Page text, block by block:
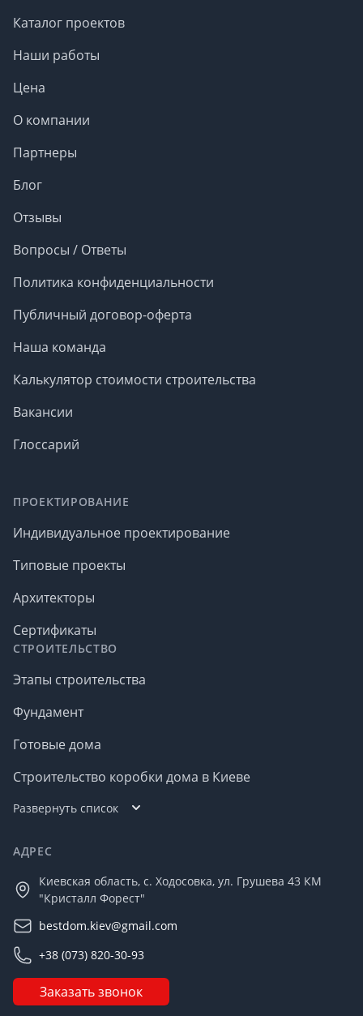
Каталог проектов
Наши работы
Цена
О компании
Партнеры
Блог
Отзывы
Вопросы / Ответы
Политика конфиденциальности
Публичный договор-оферта
Наша команда
Калькулятор стоимости строительства
Вакансии
Глоссарий
ПРОЕКТИРОВАНИЕ
Индивидуальное проектирование
Типовые проекты
Архитекторы
Сертификаты
СТРОИТЕЛЬСТВО
Этапы строительства
Фундамент
Готовые дома
Строительство коробки дома в Киеве
Развернуть список
АДРЕС
Киевская область, с. Ходосовка, ул. Грушева 43 КМ
"Кристалл Форест"
bestdom.kiev@gmail.com
+38 (073) 820-30-93
Заказать звонок